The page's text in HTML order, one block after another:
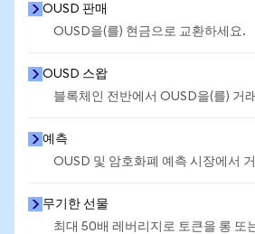
OUSD 판매
OUSD을(를) 현금으로 교환하세요.
OUSD 스왑
블록체인 전반에서 OUSD을(를) 거
예측
OUSD 및 암호화폐 예측 시장에서
무기한 선물
최대 50배 레버리지로 토큰을 롱 또